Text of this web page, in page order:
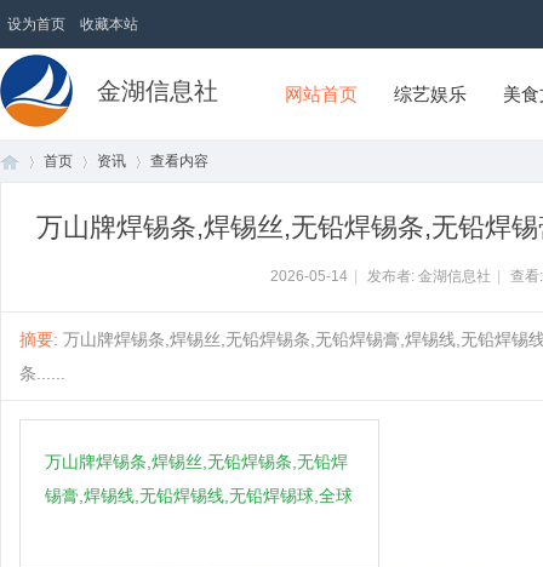
设为首页 收藏本站
金湖信息社 网站首页 综艺娱乐 美
首页 资讯 查看内容
万山牌焊锡条,焊锡丝,无铅焊锡条,无铅焊
2026-05-14 发布者: 金湖信息社 查
摘要: 万山牌焊锡条,焊锡丝,无铅焊锡条,无铅焊锡膏,焊锡线,无铅焊
条......
万山牌焊锡条,焊锡丝,无铅焊锡条,无铅焊
锡膏,焊锡线,无铅焊锡线,无铅焊锡球,全球